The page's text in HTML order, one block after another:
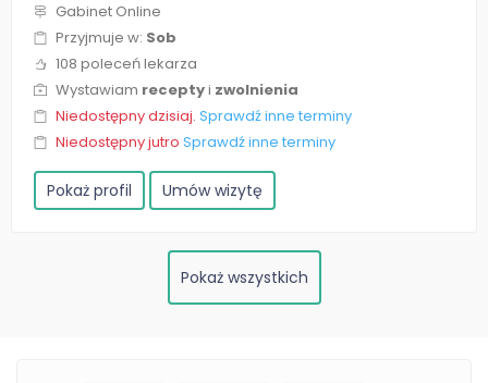
Gabinet Online
Przyjmuje w: Sob
108 poleceń lekarza
Wystawiam receptyi zwolnienia
Niedostępny dzisiaj. Sprawdź inne terminy
Niedostępny jutro Sprawdź inne terminy
Pokaż profil Umów wizytę
Pokaż wszystkich